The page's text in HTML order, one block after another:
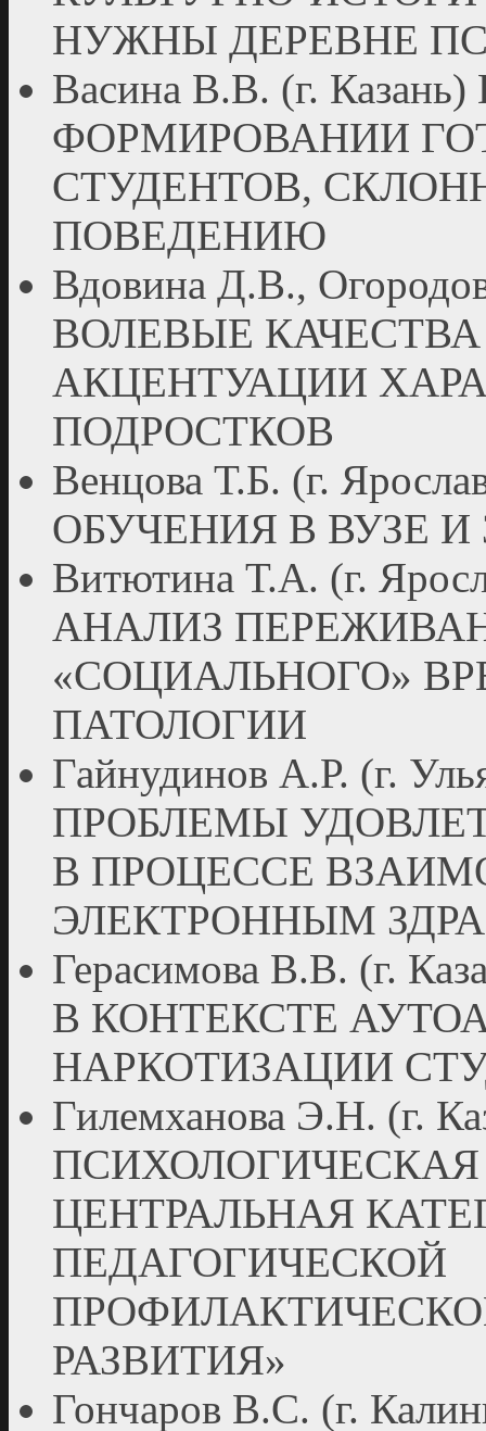
НУЖНЫ ДЕРЕВНЕ
Васина В.В. (г.
ФОРМИРОВАНИИ
СТУДЕНТОВ,
ПОВЕДЕНИЮ
Вдовина Д.В.,
ВОЛЕВЫЕ
АКЦЕНТУАЦИИ
ПОДРОСТКОВ
Венцова Т.Б. (г.
ОБУЧЕНИЯ В ВУЗЕ
Витютина Т.А. (г.
АНАЛИЗ
«СОЦИАЛЬНОГО»
ПАТОЛОГИИ
Гайнудинов А.Р. (г.
ПРОБЛЕМЫ
В ПРОЦЕССЕ
ЭЛЕКТРОННЫМ
Герасимова В.В. (г.
В КОНТЕКСТЕ
НАРКОТИЗАЦИИ
Гилемханова Э.Н. (г.
ЦЕНТРАЛЬНАЯ
ПЕДАГОГИЧЕСКОЙ
РАЗВИТИЯ»
Гончаров В.С. (г.